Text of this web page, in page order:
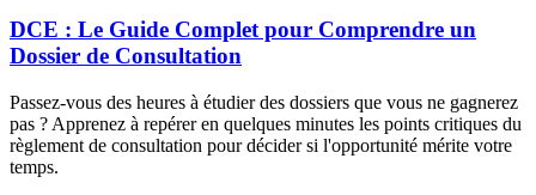
DCE : Le Guide Complet pour Comprendre un
Dossier de Consultation
Passez-vous des heures à étudier des dossiers que vous ne gagnerez
pas ? Apprenez à repérer en quelques minutes les points critiques du
règlement de consultation pour décider si l'opportunité mérite votre
temps.